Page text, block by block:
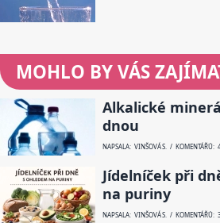
MOHLO BY VÁS
Alkalické
dnou
NAPSALA: VINŠOVÁ S. / KOMENTÁŘŮ:
Jídelníček při
na puriny
NAPSALA: VINŠOVÁ S. / KOMENTÁŘŮ: